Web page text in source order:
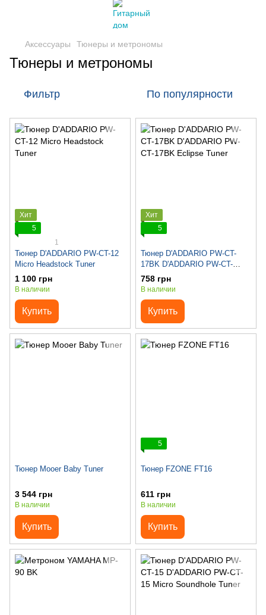
Аксессуары Тюнеры и метрономы
Тюнеры и метрономы
Фильтр По популярности
Хит
5
1
Тюнер D'ADDARIO PW-CT-12
Micro Headstock Tuner
1 100 грн
В наличии
Купить
Хит
5
Тюнер D'ADDARIO PW-CT-
17BK D'ADDARIO PW-CT-
17BK Eclipse Tuner
758 грн
В наличии
Купить
Тюнер Mooer Baby Tuner
3 544 грн
В наличии
Купить
5
Тюнер FZONE FT16
611 грн
В наличии
Купить